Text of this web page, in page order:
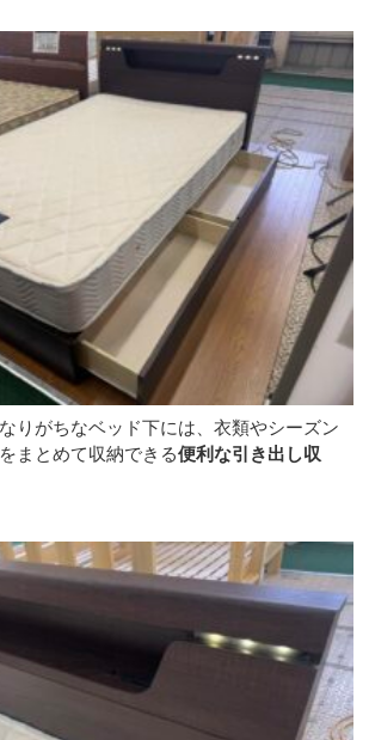
りがちなベッド下には、衣類やシーズン
まとめて収納できる便利な引き出し収